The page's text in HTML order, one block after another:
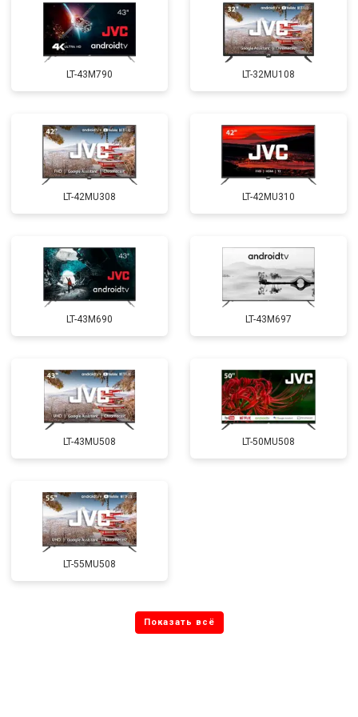
LT-43M790 LT-32MU108
LT-42MU308 LT-42MU310
LT-43M690 LT-43M697
LT-43MU508 LT-50MU508
LT-55MU508